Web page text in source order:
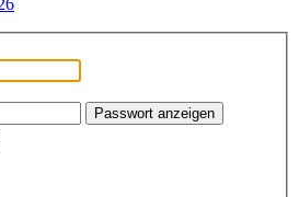
Passwort anzeigen